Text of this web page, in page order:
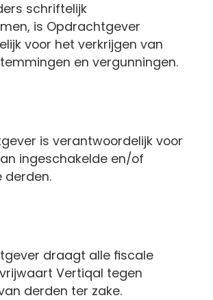
schriftelijk
is Opdrachtgever
voor het verkrijgen van
en vergunningen.
is verantwoordelijk voor
ingeschakelde en/of
derden.
draagt alle fiscale
Vertiqal tegen
derden ter zake.